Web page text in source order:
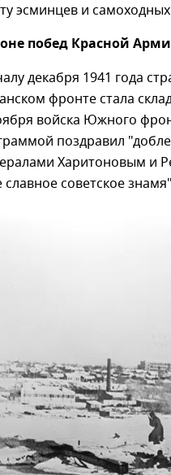
эсминцев и
побед Красной
декабря 1941 года
фронте стала
войска Южного
поздравил
Харитоновым и
советское